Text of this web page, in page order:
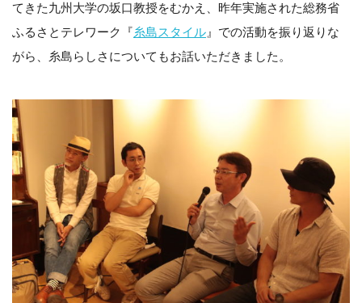
てきた九州大学の坂口教授をむかえ、昨年実施された総務省
ふるさとテレワーク『糸島スタイル 』での活動を振り返りな
がら、糸島らしさについてもお話いただきました。